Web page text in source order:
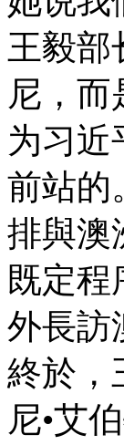
王毅部
尼，
为习近
前站的
排與澳
既定
外長訪
終於，
尼•艾